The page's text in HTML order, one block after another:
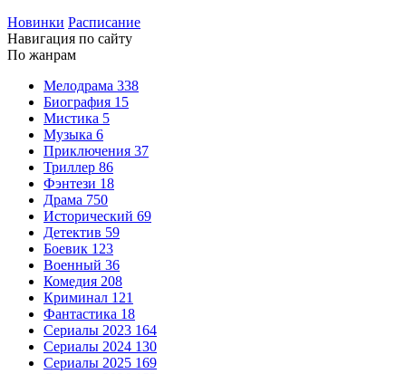
Новинки Расписание
Навигация по сайту
По жанрам
Мелодрама 338
Биография 15
Мистика 5
Музыка 6
Приключения 37
Триллер 86
Фэнтези 18
Драма 750
Исторический 69
Детектив 59
Боевик 123
Военный 36
Комедия 208
Криминал 121
Фантастика 18
Сериалы 2023 164
Сериалы 2024 130
Сериалы 2025 169